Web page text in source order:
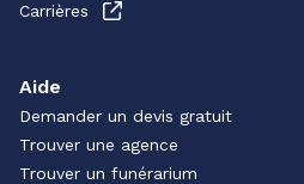
Carrières
Aide
Demander un devis gratuit
Trouver une agence
Trouver un funérarium